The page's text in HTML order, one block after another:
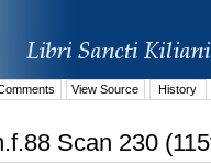
View Source History
Scan 230